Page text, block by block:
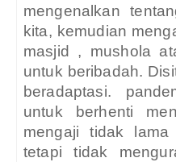
mengenalkan
kita, kemudian
masjid , mushola
untuk beribadah.
beradaptasi.
untuk berhenti
mengaji tidak lama
tetapi tidak